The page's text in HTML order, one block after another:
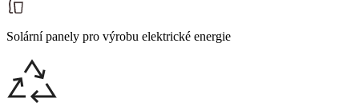
Solární panely pro výrobu elektrické energie